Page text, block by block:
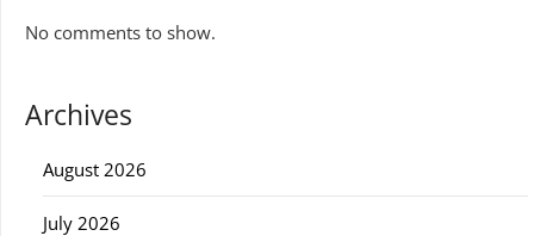
No comments to show.
Archives
August 2026
July 2026